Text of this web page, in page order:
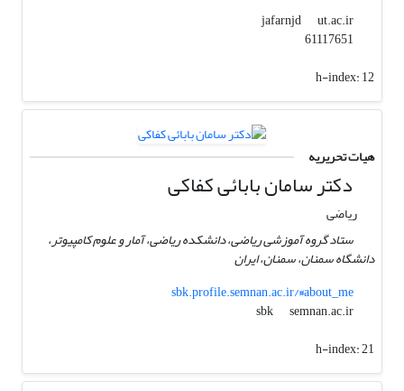
jafarnjd
ut.ac.ir
h-index:12
هیات تحریریه
دکتر سامان بابائی کفاکی
ریاضی
ستاد گروه آموزشی ریاضی، دانشکده ریاضی، آمار و علوم کامپیوتر،
دانشگاه سمنان، سمنان، ایران
sbk.profile.semnan.ac.ir/#about_me
sbk
semnan.ac.ir
h-index:21